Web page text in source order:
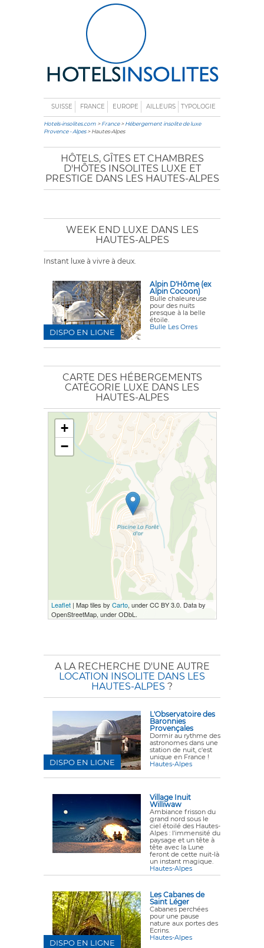
SUISSE FRANCE EUROPE AILLEURS TYPOLOGIE
Hotels-insolites.com >France>Hébergement insolite de luxe
Provence - Alpes> Hautes-Alpes
HÔTELS, GÎTES ET CHAMBRES
D'HÔTES INSOLITES LUXE ET
PRESTIGE DANS LES HAUTES-ALPES
WEEK END LUXE DANS LES
HAUTES-ALPES
Instant luxe à vivre à deux.
Alpin D'Hôme (ex
Alpin Cocoon)
Bulle chaleureuse
pour des nuits
presque à la belle
étoile.
Bulle Les Orres
DISPO EN LIGNE
CARTE DES HÉBERGEMENTS
CATÉGORIE LUXE DANS LES
HAUTES-ALPES
+
−
Leaflet| Map tiles by Carto, under CC BY 3.0. Data by
OpenStreetMap, under ODbL.
A LA RECHERCHE D'UNE AUTRE
LOCATION INSOLITE DANS LES
HAUTES-ALPES ?
L'Observatoire des
Baronnies
Provençales
Dormir au rythme des
astronomes dans une
station de nuit, c'est
unique en France !
Hautes-Alpes
DISPO EN LIGNE
Village Inuit
Williwaw
Ambiance frisson du
grand nord sous le
ciel étoilé des Hautes-
Alpes : l'immensité du
paysage et un tête à
tête avec la Lune
feront de cette nuit-là
un instant magique.
Hautes-Alpes
Les Cabanes de
Saint Léger
Cabanes perchées
pour une pause
nature aux portes des
Ecrins.
Hautes-Alpes
DISPO EN LIGNE